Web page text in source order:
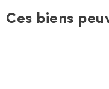
Ces biens